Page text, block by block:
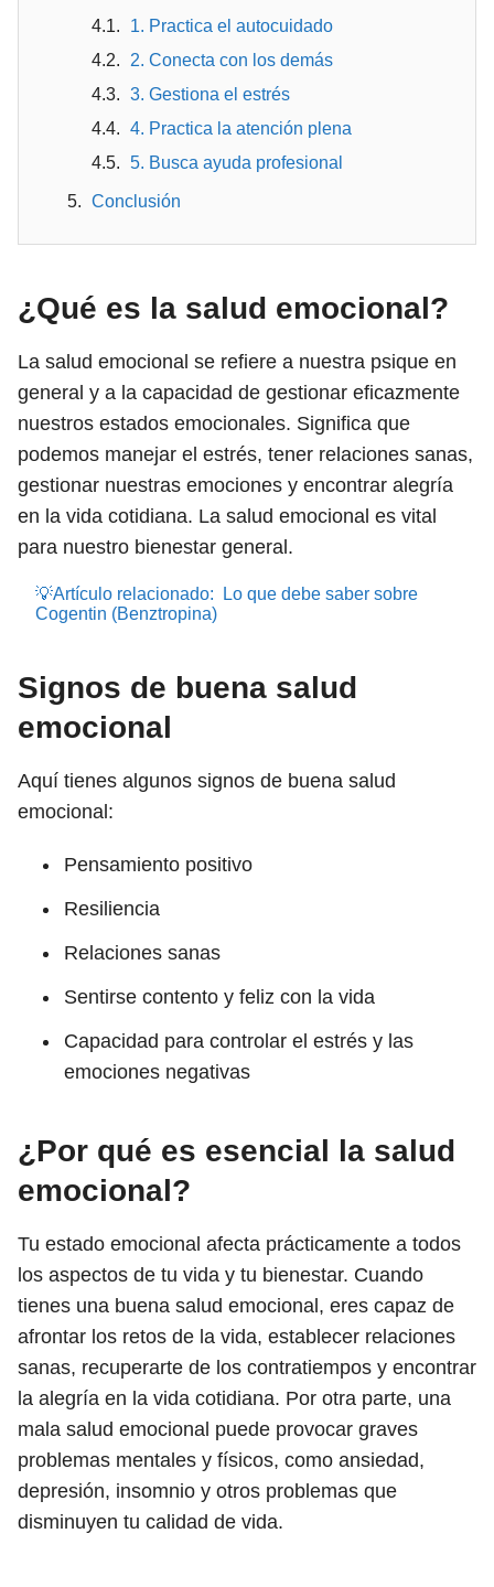
1. Practica el autocuidado
2. Conecta con los demás
3. Gestiona el estrés
4. Practica la atención plena
5. Busca ayuda profesional
Conclusión
¿Qué es la salud emocional?
La salud emocional se refiere a nuestra psique en
general y a la capacidad de gestionar eficazmente
nuestros estados emocionales. Significa que
podemos manejar el estrés, tener relaciones sanas,
gestionar nuestras emociones y encontrar alegría
en la vida cotidiana. La salud emocional es vital
para nuestro bienestar general.
💡Artículo relacionado:
Lo que debe saber sobre
Cogentin (Benztropina)
Signos de buena salud
emocional
Aquí tienes algunos signos de buena salud
emocional:
Pensamiento positivo
Resiliencia
Relaciones sanas
Sentirse contento y feliz con la vida
Capacidad para controlar el estrés y las
emociones negativas
¿Por qué es esencial la salud
emocional?
Tu estado emocional afecta prácticamente a todos
los aspectos de tu vida y tu bienestar. Cuando
tienes una buena salud emocional, eres capaz de
afrontar los retos de la vida, establecer relaciones
sanas, recuperarte de los contratiempos y encontrar
la alegría en la vida cotidiana. Por otra parte, una
mala salud emocional puede provocar graves
problemas mentales y físicos, como ansiedad,
depresión, insomnio y otros problemas que
disminuyen tu calidad de vida.